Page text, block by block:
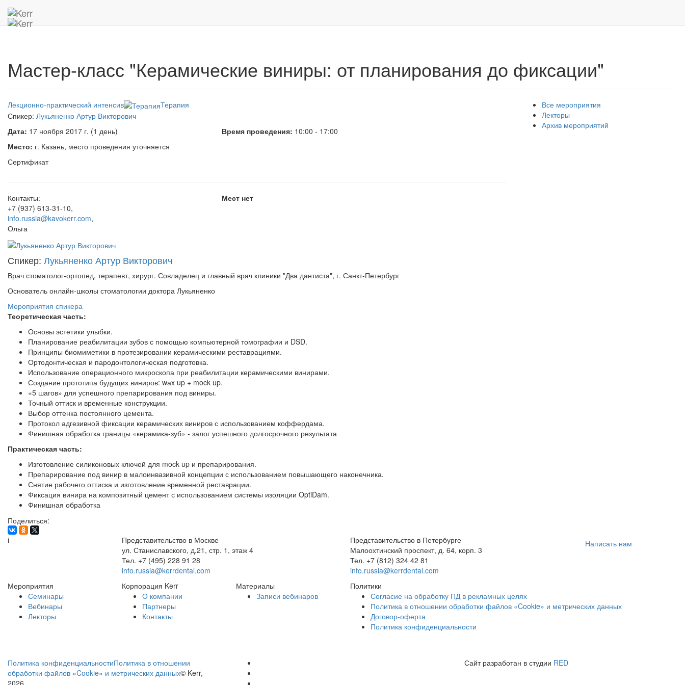
Главная
Мастер-класс "Керамические виниры: от планирования до фиксации"
Лекционно-практический интенсив
Терапия
Спикер: Лукьяненко Артур Викторович
Дата: 17 ноября 2017 г. (1 день)
Место: г. Казань, место проведения уточняется
Сертификат
Время проведения: 10:00 - 17:00
Контакты:
+7 (937) 613-31-10,
info.russia@kavokerr.com,
Ольга
Мест нет
Спикер: Лукьяненко Артур Викторович
Врач стоматолог-ортопед, терапевт, хирург. Совладелец и главный врач клиники "Два дантиста", г. Санкт-Петербург
Основатель онлайн-школы стоматологии доктора Лукьяненко
Мероприятия спикера
Теоретическая часть:
Основы эстетики улыбки.
Планирование реабилитации зубов с помощью компьютерной томографии и DSD.
Принципы биомиметики в протезировании керамическими реставрациями.
Ортодонтическая и пародонтологическая подготовка.
Использование операционного микроскопа при реабилитации керамическими винирами.
Создание прототипа будущих виниров: wаx up + mock up.
«5 шагов» для успешного препарирования под виниры.
Точный оттиск и временные конструкции.
Выбор оттенка постоянного цемента.
Протокол адгезивной фиксации керамических виниров с использованием коффердама.
Финишная обработка границы «керамика-зуб» - залог успешного долгосрочного результата
Практическая часть:
Изготовление силиконовых ключей для mock up и препарирования.
Препарирование под винир в малоинвазивной концепции с использованием повышающего наконечника.
Снятие рабочего оттиска и изготовление временной реставрации.
Фиксация винира на композитный цемент с использованием системы изоляции OptiDam.
Финишная обработка
Поделиться:
Все мероприятия
Лекторы
Архив мероприятий
i
Представительство в Москве
ул. Станиславского, д.21, стр. 1, этаж 4
Тел. +7 (495) 228 91 28
info.russia@kerrdental.com
Представительство в Петербурге
Малоохтинский проспект, д. 64, корп. 3
Тел. +7 (812) 324 42 81
info.russia@kerrdental.com
Написать нам
Мероприятия
Семинары
Вебинары
Лекторы
Корпорация Kerr
О компании
Партнеры
Контакты
Материалы
Записи вебинаров
Политики
Согласие на обработку ПД в рекламных целях
Политика в отношении обработки файлов «Cookie» и метрических данных
Договор-оферта
Политика конфиденциальности
Политика конфиденциальностиПолитика в отношении
обработки файлов «Cookie» и метрических данных© Kerr,
2026
Сайт разработан в студии RED